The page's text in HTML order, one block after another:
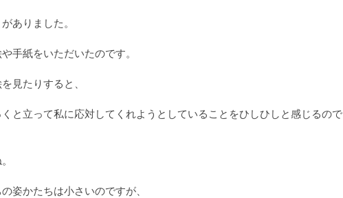
ありました。
手紙をいただいたのです。
見たりすると、
と立って私に応対してくれようとしていることをひしひしと感じるので
姿かたちは小さいのですが、